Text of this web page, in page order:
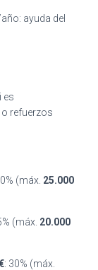
ayuda del
es
refuerzos
(máx. 25.000
(máx. 20.000
: 30% (máx.